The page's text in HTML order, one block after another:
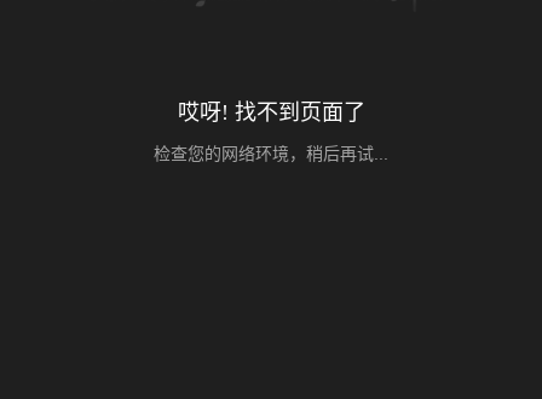
哎呀! 找不到页面了
检查您的网络环境，稍后再试...